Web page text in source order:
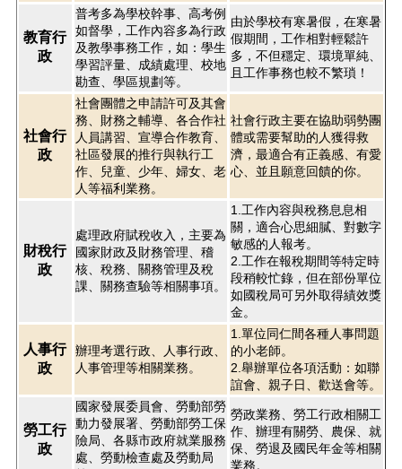
教育行
政
普考多為學校幹事、高考例
如督學，工作內容多為行政
及教學事務工作，如：學生
學習評量、成績處理、校地
勘查、學區規劃等。
由於學校有寒暑假，在寒暑
假期間，工作相對輕鬆許
多，不但穩定、環境單純、
且工作事務也較不繁瑣！
社會行
政
社會團體之申請許可及其會
務、財務之輔導、各合作社
人員講習、宣導合作教育、
社區發展的推行與執行工
作、兒童、少年、婦女、老
人等福利業務。
社會行政主要在協助弱勢團
體或需要幫助的人獲得救
濟，最適合有正義感、有愛
心、並且願意回饋的你。
財稅行
政
處理政府賦稅收入，主要為
國家財政及財務管理、稽
核、稅務、關務管理及稅
課、關務查驗等相關事項。
1.工作內容與稅務息息相
關，適合心思細膩、對數字
敏感的人報考。
2.工作在報稅期間等特定時
段稍較忙錄，但在部份單位
如國稅局可另外取得績效獎
金。
人事行
政
辦理考選行政、人事行政、
人事管理等相關業務。
1.單位同仁間各種人事問題
的小老師。
2.舉辦單位各項活動：如聯
誼會、親子日、歡送會等。
勞工行
政
國家發展委員會、勞動部勞
動力發展署、勞動部勞工保
險局、各縣市政府就業服務
處、勞動檢查處及勞動局
勞政業務、勞工行政相關工
作、辦理有關勞、農保、就
保、勞退及國民年金等相關
業務。